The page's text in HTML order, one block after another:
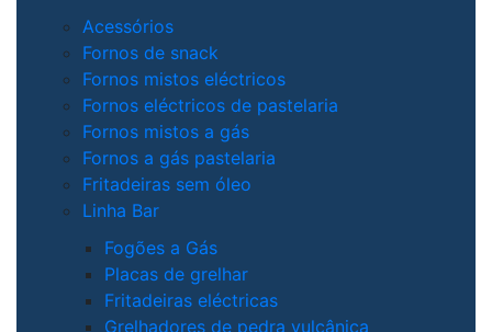
Acessórios
Fornos de snack
Fornos mistos eléctricos
Fornos eléctricos de pastelaria
Fornos mistos a gás
Fornos a gás pastelaria
Fritadeiras sem óleo
Linha Bar
Fogões a Gás
Placas de grelhar
Fritadeiras eléctricas
Grelhadores de pedra vulcânica